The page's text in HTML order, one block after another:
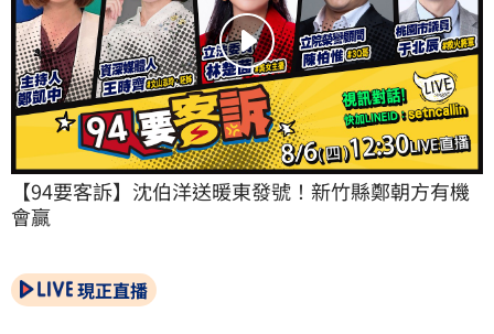
【94要客訴】沈伯洋送暖東發號！新竹縣鄭朝方有機
會贏
現正直播